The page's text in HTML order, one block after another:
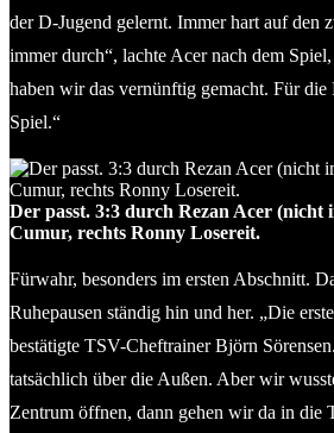
der D-Jugend gelernt. Immer hart auf den
immer durch“, lachte Acer nach dem
haben wir das vernünftig gemacht. Für die
Spiel.“
Der passt. 3:3 durch Rezan Acer
Cumur, rechts Ronny Losereit.
Fürwahr, besonders im ersten Abschnitt.
Ruhepausen ständig hin und her. „Die
bestätigte TSV-Cheftrainer Björn
tatsächlich über die Außen. Aber wir
Zentrum öffnen, dann gehen wir da in die